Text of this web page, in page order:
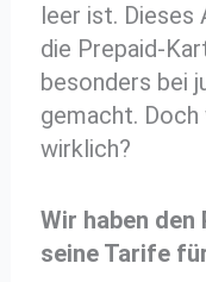
leer ist. Dieses
die Prepaid-
besonders bei
gemacht.
wirklich?
Wir haben
seine Tarife